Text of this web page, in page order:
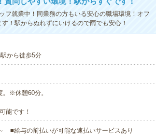
フ就業中！同業務の方もいる安心の職場環境！オフ
！駅からぬれずにいけるので雨でも安心！
から徒歩5分
※休憩60分。
能です！
■給与の前払いが可能な速払いサービスあり